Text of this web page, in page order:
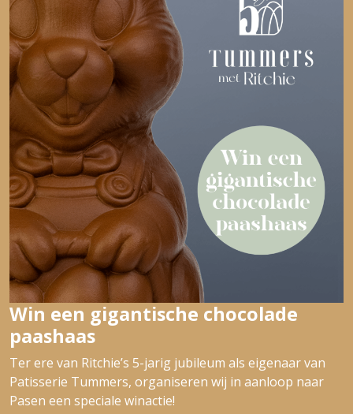
Win een gigantische chocolade
paashaas
Ter ere van Ritchie’s 5-jarig jubileum als eigenaar van
Patisserie Tummers, organiseren wij in aanloop naar
Pasen een speciale winactie!